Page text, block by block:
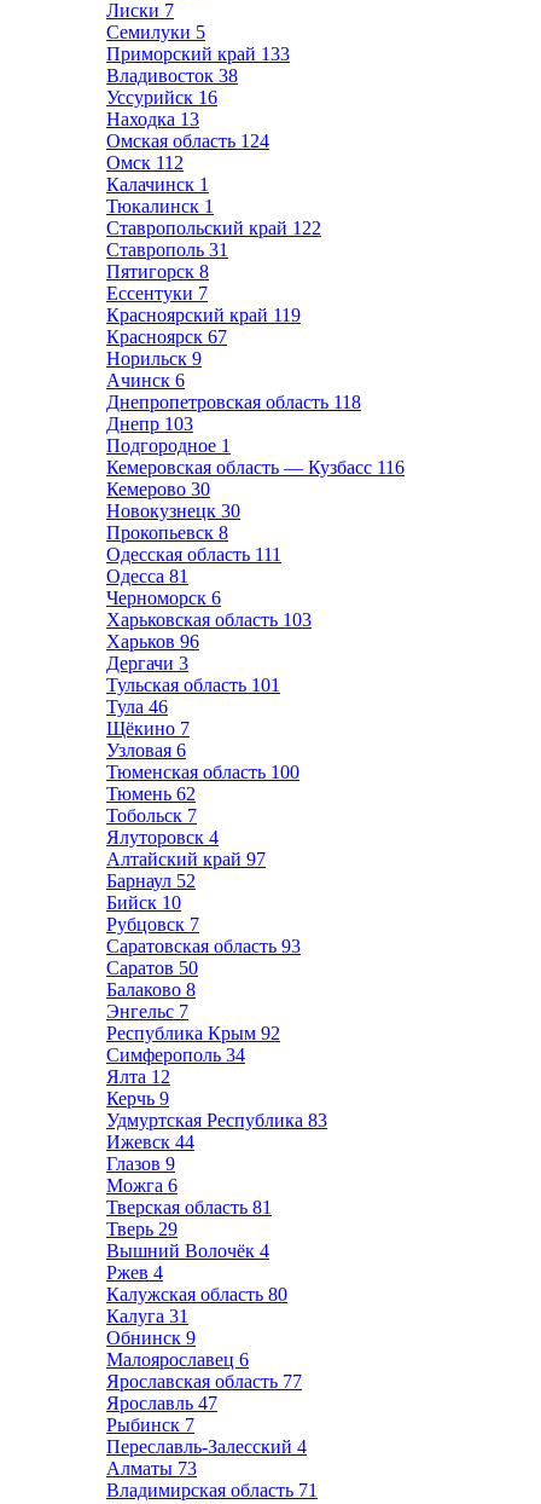
Лиски 7
Семилуки 5
Приморский край 133
Владивосток 38
Уссурийск 16
Находка 13
Омская область 124
Омск 112
Калачинск 1
Тюкалинск 1
Ставропольский край 122
Ставрополь 31
Пятигорск 8
Ессентуки 7
Красноярский край 119
Красноярск 67
Норильск 9
Ачинск 6
Днепропетровская область 118
Днепр 103
Подгородное 1
Кемеровская область — Кузбасс 116
Кемерово 30
Новокузнецк 30
Прокопьевск 8
Одесская область 111
Одесса 81
Черноморск 6
Харьковская область 103
Харьков 96
Дергачи 3
Тульская область 101
Тула 46
Щёкино 7
Узловая 6
Тюменская область 100
Тюмень 62
Тобольск 7
Ялуторовск 4
Алтайский край 97
Барнаул 52
Бийск 10
Рубцовск 7
Саратовская область 93
Саратов 50
Балаково 8
Энгельс 7
Республика Крым 92
Симферополь 34
Ялта 12
Керчь 9
Удмуртская Республика 83
Ижевск 44
Глазов 9
Можга 6
Тверская область 81
Тверь 29
Вышний Волочёк 4
Ржев 4
Калужская область 80
Калуга 31
Обнинск 9
Малоярославец 6
Ярославская область 77
Ярославль 47
Рыбинск 7
Переславль-Залесский 4
Алматы 73
Владимирская область 71